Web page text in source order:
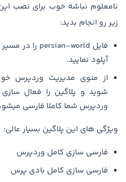
نامعلوم نباشه خوب برای نصب
زیر رو انجام بدید:
آپلود نمایید.
شوید و پلاگین را فعال
وردپرس شما کاملا فارسی
ویژگی های این پلاگین بسیار عالی:
فارسی سازی کامل وردپرس
فارسی سازی کامل بادی پرس